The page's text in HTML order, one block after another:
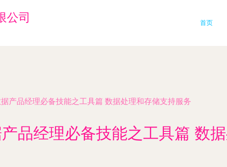
公司 首页
产品经理必备技能之工具篇 数据处理和存储支持服务
品经理必备技能之工具篇 数